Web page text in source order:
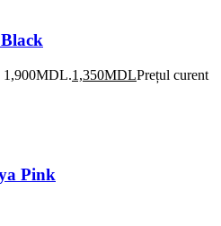
1,900MDL.1,350MDLPrețul curent
Pink